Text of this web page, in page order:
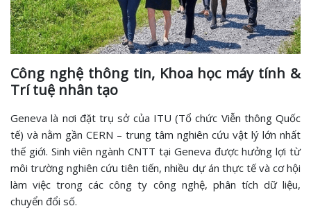
Công nghệ thông tin, Khoa học máy tính &
Trí tuệ nhân tạo
Geneva là nơi đặt trụ sở của ITU (Tổ chức Viễn thông Quốc
tế) và nằm gần CERN – trung tâm nghiên cứu vật lý lớn nhất
thế giới. Sinh viên ngành CNTT tại Geneva được hưởng lợi từ
môi trường nghiên cứu tiên tiến, nhiều dự án thực tế và cơ hội
làm việc trong các công ty công nghệ, phân tích dữ liệu,
chuyển đổi số.